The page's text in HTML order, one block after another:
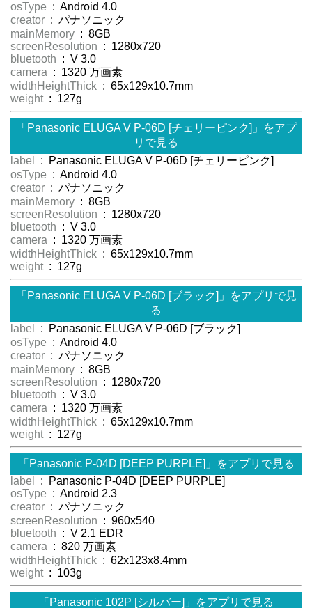
osType : Android 4.0
creator : パナソニック
mainMemory : 8GB
screenResolution : 1280x720
bluetooth : V 3.0
camera : 1320 万画素
widthHeightThick : 65x129x10.7mm
weight : 127g
「Panasonic ELUGA V P-06D [チェリーピンク]」をアプ
リで見る
label
: Panasonic ELUGA V P-06D [チェリーピンク]
osType : Android 4.0
creator : パナソニック
mainMemory : 8GB
screenResolution : 1280x720
bluetooth : V 3.0
camera : 1320 万画素
widthHeightThick : 65x129x10.7mm
weight : 127g
「Panasonic ELUGA V P-06D [ブラック]」をアプリで見
る
label
: Panasonic ELUGA V P-06D [ブラック]
osType : Android 4.0
creator : パナソニック
mainMemory : 8GB
screenResolution : 1280x720
bluetooth : V 3.0
camera : 1320 万画素
widthHeightThick : 65x129x10.7mm
weight : 127g
「Panasonic P-04D [DEEP PURPLE]」をアプリで見る
label
: Panasonic P-04D [DEEP PURPLE]
osType : Android 2.3
creator : パナソニック
screenResolution : 960x540
bluetooth : V 2.1 EDR
camera : 820 万画素
widthHeightThick : 62x123x8.4mm
weight : 103g
「Panasonic 102P [シルバー]」をアプリで見る